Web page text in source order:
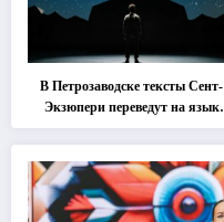
В Петрозаводске тексты Сент-
Экзюпери переведут на язык
современной хореографии